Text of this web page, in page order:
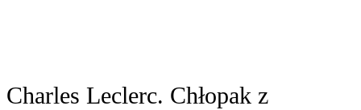
Charles Leclerc. Chłopak z